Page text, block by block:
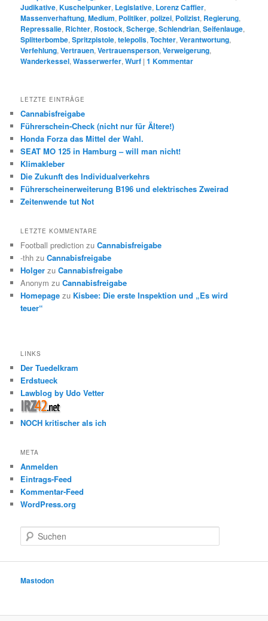
Judikative,Kuschelpunker, Legislative, Lorenz Caffier,
Massenverhaftung,Medium, Politiker,polizei, Polizist, Regierung,
Repressalie, Richter, Rostock,Scherge,Schlendrian,Seifenlauge,
Splitterbombe,Spritzpistole,telepolis,Tochter,Verantwortung,
Verfehlung,Vertrauen,Vertrauensperson,Verweigerung,
Wanderkessel,Wasserwerfer,Wurf |1 Kommentar
LETZTE EINTRÄGE
Cannabisfreigabe
Führerschein-Check (nicht nur für Ältere!)
Honda Forza das Mittel der Wahl.
SEAT MO 125 in Hamburg – will man nicht!
Klimakleber
Die Zukunft des Individualverkehrs
Führerscheinerweiterung B196 und elektrisches Zweirad
Zeitenwende tut Not
LETZTE KOMMENTARE
Football prediction zuCannabisfreigabe
-thh zuCannabisfreigabe
Holger zuCannabisfreigabe
Anonym zuCannabisfreigabe
Homepage zu Kisbee: Die erste Inspektion und „Es wird
teuer“
LINKS
Der Tuedelkram
Erdstueck
Lawblog by Udo Vetter
NOCH kritischer als ich
META
Anmelden
Eintrags-Feed
Kommentar-Feed
WordPress.org
u
e
Mastodon